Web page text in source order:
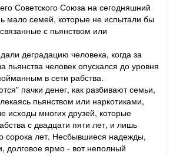
Советского Союза на сегодняшний
мало семей, которые не испытали бы
с пьянством или
деградацию человека, когда за
пьянства человек опускался до уровня
в сети рабства.
пачки денег, как разбивают семьи,
пьянством или наркотиками,
исходы многих друзей, которые
с двадцати пяти лет, и лишь
сорока лет. Несбывшиеся надежды,
долговое ярмо - вот неполный